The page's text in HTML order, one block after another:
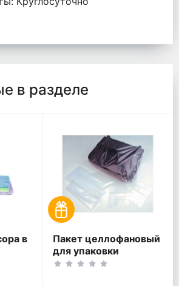
в разделе
в
Пакет целлофановый
для упаковки